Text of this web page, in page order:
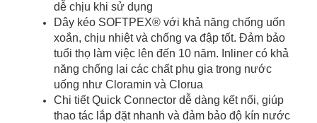
dễ chịu khi sử dụng
Dây kéo SOFTPEX® với khả năng chống uốn
xoắn, chịu nhiệt và chống va đập tốt. Đảm bảo
tuổi thọ làm việc lên đến 10 năm. Inliner có khả
năng chống lại các chất phụ gia trong nước
uống như Cloramin và Clorua
Chi tiết Quick Connector dễ dàng kết nối, giúp
thao tác lắp đặt nhanh và đảm bảo độ kín nước